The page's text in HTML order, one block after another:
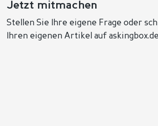
Jetzt mitmachen
Stellen Sie Ihre eigene Frage oder
Ihren eigenen Artikel auf